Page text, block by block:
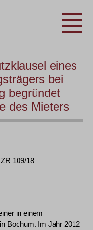
eines
bei
begründet
des Mieters
109/18
in einem
Bochum. Im Jahr 2012